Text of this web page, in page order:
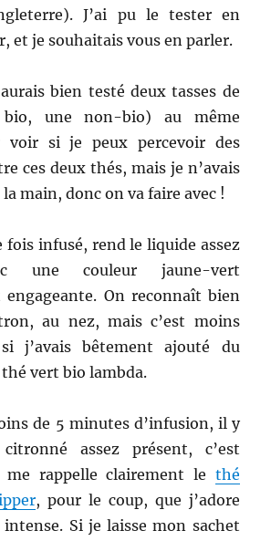
J’ai pu le tester en
et je souhaitais vous en parler.
bien testé deux tasses de
une non-bio) au même
voir si je peux percevoir des
ces deux thés, mais je n’avais
la main, donc on va faire avec !
fois infusé, rend le liquide assez
une couleur jaune-vert
engageante. On reconnaît bien
au nez, mais c’est moins
j’avais bêtement ajouté du
vert bio lambda.
de 5 minutes d’infusion, il y
assez présent, c’est
me rappelle clairement le thé
, pour le coup, que j’adore
Si je laisse mon sachet